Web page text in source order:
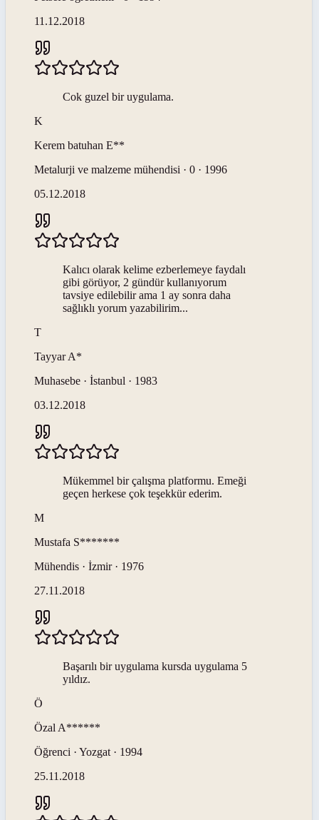
11.12.2018
Cok guzel bir uygulama.
K
Kerem batuhan E**
Metalurji ve malzeme mühendisi · 0 · 1996
05.12.2018
Kalıcı olarak kelime ezberlemeye faydalı
gibi görüyor, 2 gündür kullanıyorum
tavsiye edilebilir ama 1 ay sonra daha
sağlıklı yorum yazabilirim...
T
Tayyar A*
Muhasebe · İstanbul · 1983
03.12.2018
Mükemmel bir çalışma platformu. Emeği
geçen herkese çok teşekkür ederim.
M
Mustafa S*******
Mühendis · İzmir · 1976
27.11.2018
Başarılı bir uygulama kursda uygulama 5
yıldız.
Ö
Özal A******
Öğrenci · Yozgat · 1994
25.11.2018